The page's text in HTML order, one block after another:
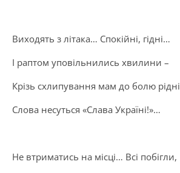
Виходять з літака… Спокійні, гідні…
І раптом уповільнились хвилини –
Крізь схлипування мам до болю рідні
Слова несуться «Слава Україні!»…
Не втриматись на місці… Всі побігли,